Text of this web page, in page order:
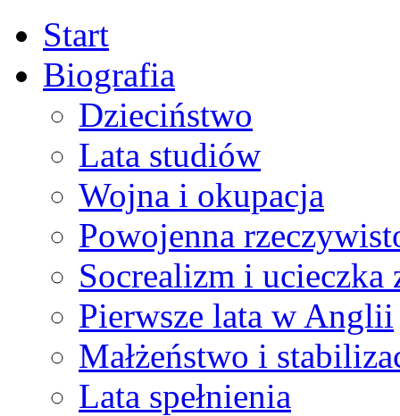
Start
Biografia
Dzieciństwo
Lata studiów
Wojna i okupacja
Powojenna
Socrealizm i ucieczka
Pierwsze lata w Anglii
Małżeństwo i
Lata spełnienia